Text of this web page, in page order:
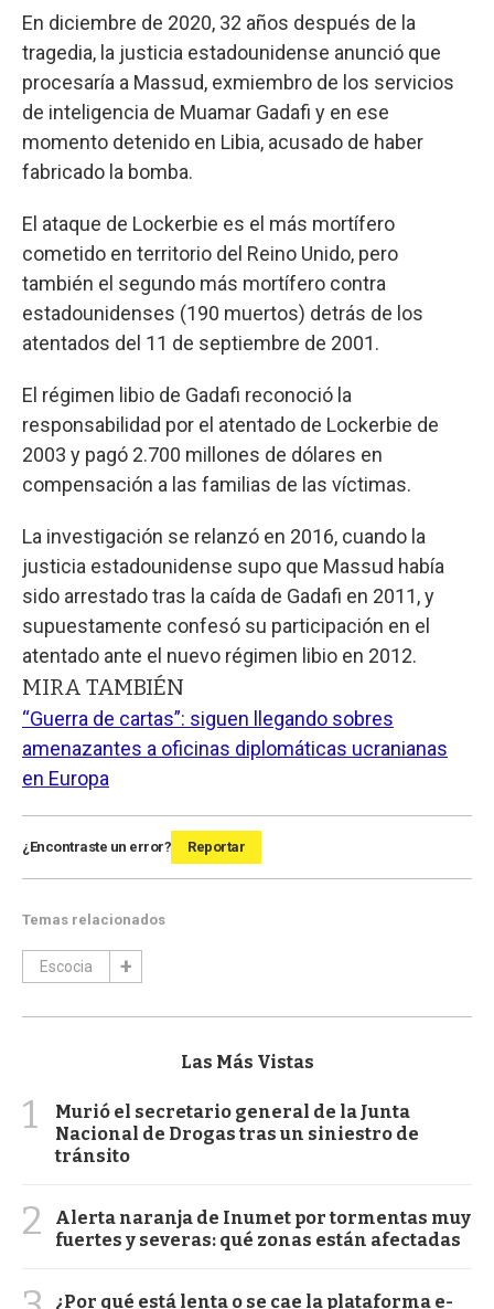
En diciembre de 2020, 32 años después de la
tragedia, la justicia estadounidense anunció que
procesaría a Massud, exmiembro de los servicios
de inteligencia de Muamar Gadafi y en ese
momento detenido en Libia, acusado de haber
fabricado la bomba.
El ataque de Lockerbie es el más mortífero
cometido en territorio del Reino Unido, pero
también el segundo más mortífero contra
estadounidenses (190 muertos) detrás de los
atentados del 11 de septiembre de 2001.
El régimen libio de Gadafi reconoció la
responsabilidad por el atentado de Lockerbie de
2003 y pagó 2.700 millones de dólares en
compensación a las familias de las víctimas.
La investigación se relanzó en 2016, cuando la
justicia estadounidense supo que Massud había
sido arrestado tras la caída de Gadafi en 2011, y
supuestamente confesó su participación en el
atentado ante el nuevo régimen libio en 2012.
MIRA TAMBIÉN
“Guerra de cartas”: siguen llegando sobres
amenazantes a oficinas diplomáticas ucranianas
en Europa
¿Encontraste un error? Reportar
Temas relacionados
Escocia
Las Más Vistas
1
Murió el secretario general de la Junta
Nacional de Drogas tras un siniestro de
tránsito
2
Alerta naranja de Inumet por tormentas muy
fuertes y severas: qué zonas están afectadas
¿Por qué está lenta o se cae la plataforma e-